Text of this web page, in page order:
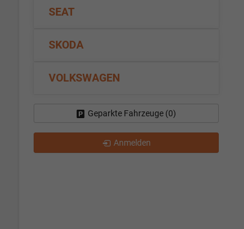
SEAT
SKODA
VOLKSWAGEN
Geparkte Fahrzeuge (0)
Anmelden